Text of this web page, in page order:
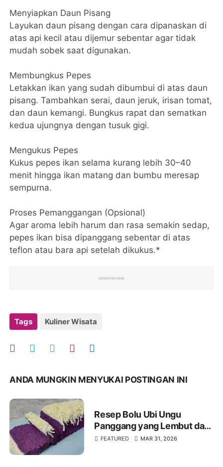
Menyiapkan Daun Pisang
Layukan daun pisang dengan cara dipanaskan di
atas api kecil atau dijemur sebentar agar tidak
mudah sobek saat digunakan.
Membungkus Pepes
Letakkan ikan yang sudah dibumbui di atas daun
pisang. Tambahkan serai, daun jeruk, irisan tomat,
dan daun kemangi. Bungkus rapat dan sematkan
kedua ujungnya dengan tusuk gigi.
Mengukus Pepes
Kukus pepes ikan selama kurang lebih 30–40
menit hingga ikan matang dan bumbu meresap
sempurna.
Proses Pemanggangan (Opsional)
Agar aroma lebih harum dan rasa semakin sedap,
pepes ikan bisa dipanggang sebentar di atas
teflon atau bara api setelah dikukus.*
Tags Kuliner Wisata
ANDA MUNGKIN MENYUKAI POSTINGAN INI
Resep Bolu Ubi Ungu
Panggang yang Lembut dan
Mengembang Sempurna
FEATURED MAR 31, 2026